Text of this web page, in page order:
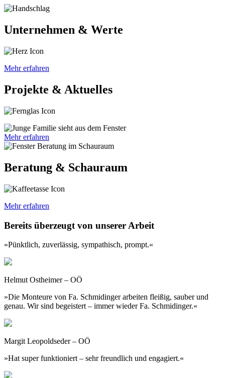
Unternehmen & Werte
Mehr erfahren
Projekte & Aktuelles
Mehr erfahren
Beratung & Schauraum
Mehr erfahren
Bereits überzeugt von unserer Arbeit
»Pünktlich, zuverlässig, sympathisch, prompt.«
Helmut Ostheimer – OÖ
»Die Monteure von Fa. Schmidinger arbeiten fleißig, sauber und
genau. Wir sind begeistert – immer wieder Fa. Schmidinger.«
Margit Leopoldseder – OÖ
»Hat super funktioniert – sehr freundlich und engagiert.«